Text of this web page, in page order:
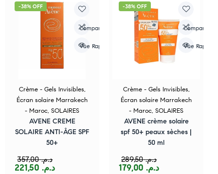
-38% OFF
Compare
Vue Rapide
Crème - Gels Invisibles,
Écran solaire Marrakech
- Maroc, SOLAIRES
AVENE CREME
SOLAIRE ANTI-ÂGE SPF
50+
د.م.357,00
د.م.
-38% OFF
Compare
Vue Rapide
Crème - Gels Invisibles,
Écran solaire Marrakech
- Maroc, SOLAIRES
AVENE crème solaire
spf 50+ peaux sèches |
50 ml
د.م.289,50
د.م.